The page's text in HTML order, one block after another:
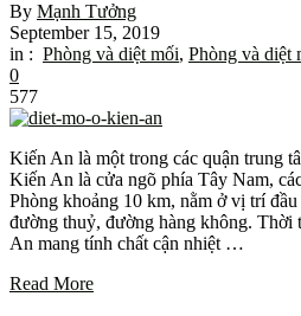
By Mạnh Tưởng
September 15, 2019
in : Phòng và diệt mối, Phòng và diệt
0
577
Kiến An là một trong các quận trung
Kiến An là cửa ngõ phía Tây Nam,
Phòng khoảng 10 km, nằm ở vị trí
đường thuỷ, đường hàng không. Thời
An mang tính chất cận nhiệt …
Read More